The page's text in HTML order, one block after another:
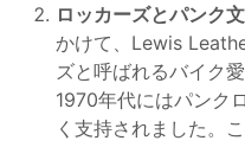
ロッカーズとパンク
かけて、Lewis
ズと呼ばれるバイク
1970年代にはパンク
く支持されました。